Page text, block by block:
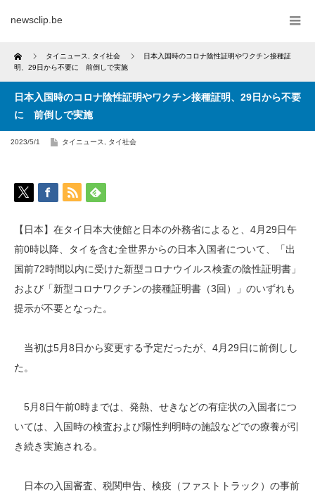
newsclip.be
Home タイニュース タイ社会
日本入国時のコロナ陰性証明やワクチン接種証
明、29日から不要に 前倒しで実施
日本入国時のコロナ陰性証明やワクチン接種証明、29日から不要
に 前倒しで実施
2023/5/1 タイニュース タイ社会
【日本】在タイ日本大使館と日本の外務省によると、4月29日午
前0時以降、タイを含む全世界からの日本入国者について、「出
国前72時間以内に受けた新型コロナウイルス検査の陰性証明書」
および「新型コロナワクチンの接種証明書（3回）」のいずれも
提示が不要となった。
当初は5月8日から変更する予定だったが、4月29日に前倒しし
た。
5月8日午前0時までは、発熱、せきなどの有症状の入国者につ
いては、入国時の検査および陽性判明時の施設などでの療養が引
き続き実施される。
日本の入国審査、税関申告、検疫（ファストトラック）の事前